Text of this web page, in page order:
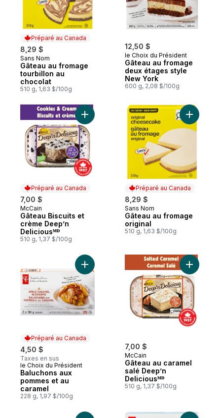
Préparé au Canada
8,29 $
Préparé au Canada
Sans Nom
Gâteau au fromage
tourbillon au
chocolat
510 g, 1,63 $/100g
12,50 $
le Choix du Président
Gâteau au fromage
deux étages style
New York
600 g, 2,08 $/100g
Préparé au Canada
7,00 $
Préparé au Canada
McCain
Gâteau Biscuits et
crème Deep’n
Deliciousᴹᴰ
510 g, 1,37 $/100g
Ajouter Gâteau Biscuits et crème Deep’n
Préparé au Canada
8,29 $
Préparé au Canada
Sans Nom
Gâteau au fromage
original
510 g, 1,63 $/100g
Ajouter
Préparé au Canada
4,50 $
Taxes en sus
Préparé au Canada
le Choix du Président
Baluchons aux
pommes et au
caramel
228 g, 1,97 $/100g
Ajouter Baluchons aux pommes et au
7,00 $
McCain
Gâteau au caramel
salé Deep’n
Deliciousᴹᴰ
510 g, 1,37 $/100g
Ajouter